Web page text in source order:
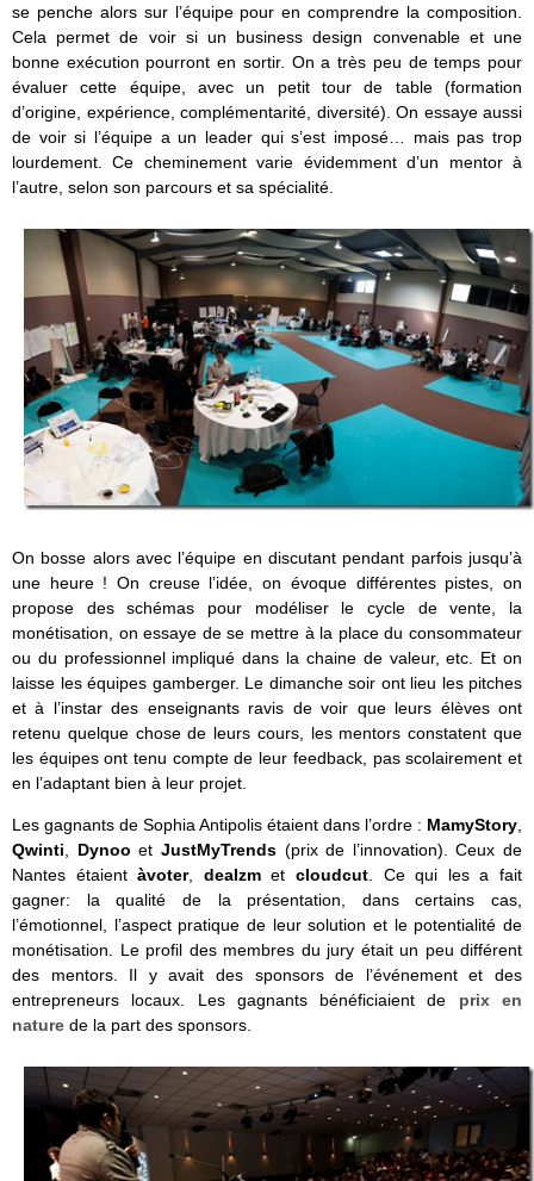
se penche alors sur l’équipe pour en comprendre la composition.
Cela permet de voir si un business design convenable et une
bonne exécution pourront en sortir. On a très peu de temps pour
évaluer cette équipe, avec un petit tour de table (formation
d’origine, expérience, complémentarité, diversité). On essaye aussi
de voir si l’équipe a un leader qui s’est imposé… mais pas trop
lourdement. Ce cheminement varie évidemment d’un mentor à
l’autre, selon son parcours et sa spécialité.
On bosse alors avec l’équipe en discutant pendant parfois jusqu’à
une heure ! On creuse l’idée, on évoque différentes pistes, on
propose des schémas pour modéliser le cycle de vente, la
monétisation, on essaye de se mettre à la place du consommateur
ou du professionnel impliqué dans la chaine de valeur, etc. Et on
laisse les équipes gamberger. Le dimanche soir ont lieu les pitches
et à l’instar des enseignants ravis de voir que leurs élèves ont
retenu quelque chose de leurs cours, les mentors constatent que
les équipes ont tenu compte de leur feedback, pas scolairement et
en l’adaptant bien à leur projet.
Les gagnants de Sophia Antipolis étaient dans l’ordre : MamyStory
Qwinti
Dynooet JustMyTrends (prix de l’innovation). Ceux de
Nantes étaientàvoter, dealzmetcloudcut . Ce qui les a fait
gagner: la qualité de la présentation, dans certains cas,
l’émotionnel, l’aspect pratique de leur solution et le potentialité de
monétisation. Le profil des membres du jury était un peu différent
des mentors. Il y avait des sponsors de l’événement et des
entrepreneurs locaux. Les gagnants bénéficiaient de prix en
nature de la part des sponsors.